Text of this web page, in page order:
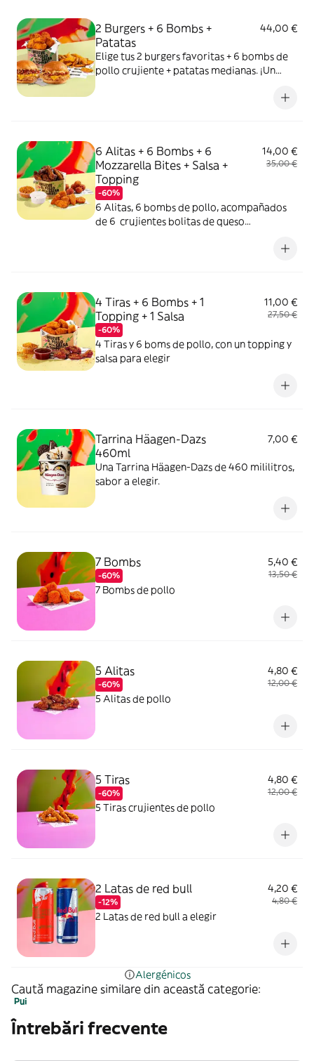
2 Burgers + 6 Bombs +
Patatas
44,00 €
Elige tus 2 burgers favoritas + 6 bombs de
pollo crujiente + patatas medianas. ¡Un
6 Alitas + 6 Bombs + 6
Mozzarella Bites + Salsa +
Topping
-60%
14,00 €
35,00 €
6 Alitas, 6 bombs de pollo, acompañados
de 6 crujientes bolitas de queso
4 Tiras + 6 Bombs + 1
Topping + 1 Salsa
-60%
11,00 €
27,50 €
4 Tiras y 6 boms de pollo, con un topping y
salsa para elegir
Tarrina Häagen-Dazs
460ml
7,00 €
Una Tarrina Häagen-Dazs de 460 mililitros,
sabor a elegir.
7 Bombs
-60%
5,40 €
13,50 €
7 Bombs de pollo
5 Alitas
-60%
4,80 €
12,00 €
5 Alitas de pollo
5 Tiras
-60%
4,80 €
12,00 €
5 Tiras crujientes de pollo
2 Latas de red bull
-12%
4,20 €
4,80 €
2 Latas de red bull a elegir
Alergénicos
Caută magazine similare din această categorie:
Pui
Întrebări frecvente